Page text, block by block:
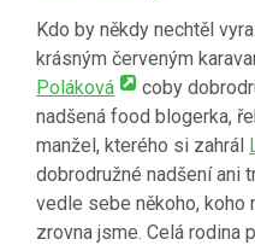
Kdo by někdy nechtěl
krásným červeným
Poláková
coby
nadšená food blogerka,
manžel, kterého si zahrál
dobrodružné nadšení ani
vedle sebe někoho, koho
zrovna jsme. Celá rodina